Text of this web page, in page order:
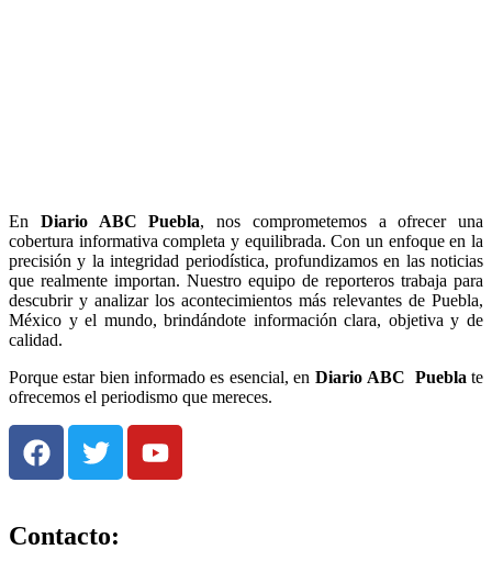
En Diario ABC Puebla, nos comprometemos a ofrecer una
cobertura informativa completa y equilibrada. Con un enfoque en la
precisión y la integridad periodística, profundizamos en las noticias
que realmente importan. Nuestro equipo de reporteros trabaja para
descubrir y analizar los acontecimientos más relevantes de Puebla,
México y el mundo, brindándote información clara, objetiva y de
calidad.
Porque estar bien informado es esencial, en Diario ABC Puebla te
ofrecemos el periodismo que mereces.
Contacto: